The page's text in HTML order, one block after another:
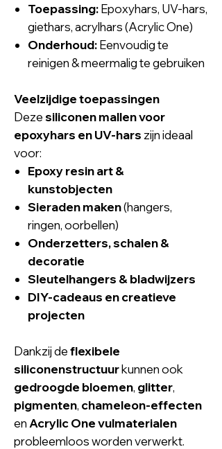
Toepassing:Epoxyhars, UV-hars,
giethars, acrylhars (Acrylic One)
Onderhoud:Eenvoudig te
reinigen & meermalig te gebruiken
Veelzijdige toepassingen
Dezesiliconen mallen voor
epoxyhars enUV-hars zijn ideaal
voor:
Epoxy resin art &
kunstobjecten
Sieraden maken(hangers,
ringen, oorbellen)
Onderzetters, schalen &
decoratie
Sleutelhangers & bladwijzers
DIY-cadeaus en creatieve
projecten
Dankzij deflexibele
siliconenstructuurkunnen ook
gedroogde bloemen, glitter,
pigmenten, chameleon-effecten
en Acrylic One vulmaterialen
probleemloos worden verwerkt.